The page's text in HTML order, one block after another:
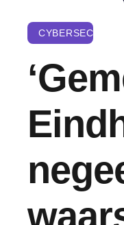
CYBERSECURITY